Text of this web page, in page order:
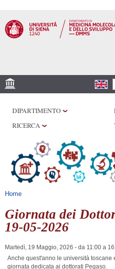
contenuto
principale
CENTRI DI RICERCA
LABORATORI
BIBLIOTECHE
SERVIZI
DIPARTIMENTO
RICERCA
Tu sei qui
Home
Giornata dei
19-05-2026
Martedì, 19 Maggio, 2026 - da 11:00 a
Anche quest'anno le università
giornata dedicata ai dottorati Pegaso.